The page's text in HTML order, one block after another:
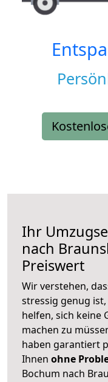
Ihr
nach
Preiswert
Wir verstehen,
stressig genug
helfen, sich keine
machen zu
haben garantiert
Ihnen ohne
Bochum nach